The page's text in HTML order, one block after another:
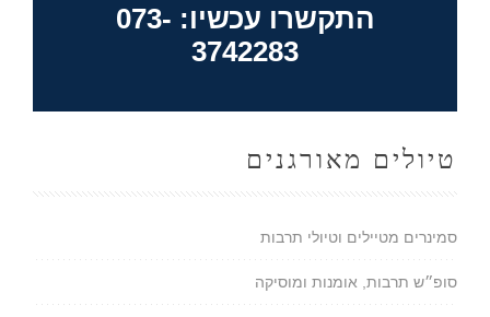
התקשרו עכשיו: 073-
3742283
טיולים מאורגנים
סמינרים מטיילים וטיולי תרבות
סופ״ש תרבות, אומנות ומוסיקה